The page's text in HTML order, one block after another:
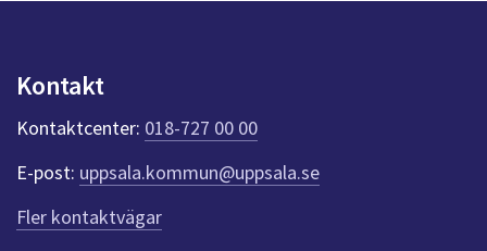
k
e
r
f
ö
r
Kontakt
Kontaktcenter: 018-727 00 00
E-post: uppsala.kommun@uppsala.se
Fler kontaktvägar